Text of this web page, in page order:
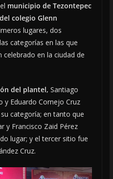
municipio de Tezontepec
colegio Glenn
lugares, dos
categorías en las que
en la ciudad de
del plantel, Santiago
y Eduardo Cornejo Cruz
categoría; en tanto que
y Francisco Zaid Pérez
lugar; y el tercer sitio fue
Cruz.